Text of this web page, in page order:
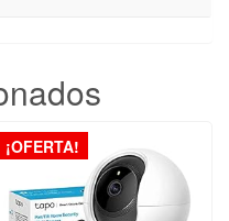
¡OFERTA!